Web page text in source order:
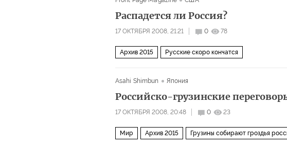
Распадется ли Россия?
17 ОКТЯБРЯ 2008, 21:21 0 78
Архив 2015 Русские скоро кончатся
Asahi Shimbun Япония
Российско-грузинские
17 ОКТЯБРЯ 2008, 20:48 0 23
Мир Архив 2015 Грузины собирают гроздья